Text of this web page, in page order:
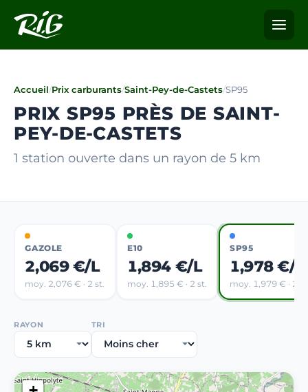
Accueil/Prix carburants/Saint-Pey-de-Castets/SP95
PRIX SP95 PRÈS DE SAINT-
PEY-DE-CASTETS
1 station ouverte dans un rayon de 5 km
GAZOLE
2,069 €/L
moy. 2,076 € · 2 st.
E10
1,894 €/L
moy. 1,895 € · 2 st.
SP95
1,978 €/L
moy. 1,979 € · 2
RAYON TRI